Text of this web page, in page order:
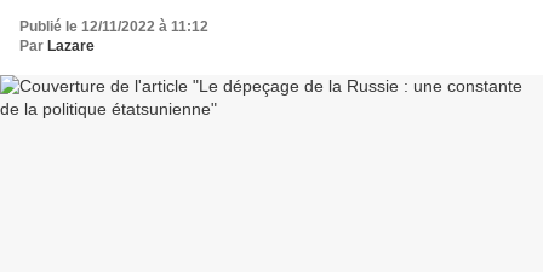
Publié le 12/11/2022 à 11:12
Par Lazare